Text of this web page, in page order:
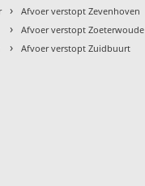
› Afvoer verstopt Zevenhoven
› Afvoer verstopt Zoeterwoude
› Afvoer verstopt Zuidbuurt